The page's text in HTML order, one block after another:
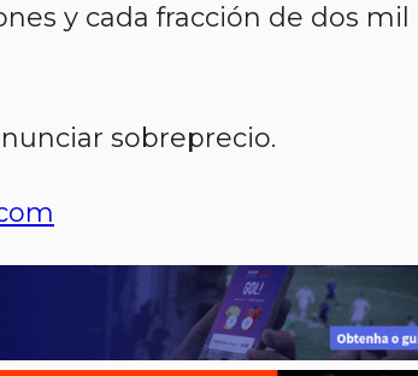
y cada fracción de dos mil
sobreprecio.